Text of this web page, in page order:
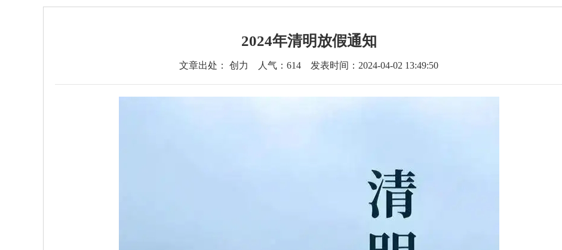
2024年清明放假通知
文章出处： 创力 人气： 614 发表时间：2024-04-02 13:49:50